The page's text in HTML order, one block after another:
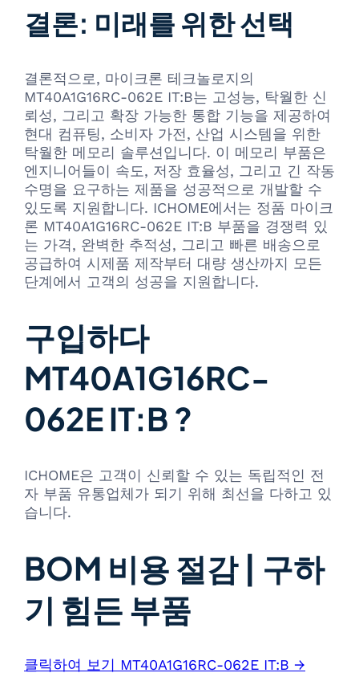
결론: 미래를 위한 선택
결론적으로, 마이크론 테크놀로지의
MT40A1G16RC-062E IT:B는 고성능, 탁월한 신
뢰성, 그리고 확장 가능한 통합 기능을 제공하여
현대 컴퓨팅, 소비자 가전, 산업 시스템을 위한
탁월한 메모리 솔루션입니다. 이 메모리 부품은
엔지니어들이 속도, 저장 효율성, 그리고 긴 작동
수명을 요구하는 제품을 성공적으로 개발할 수
있도록 지원합니다. ICHOME에서는 정품 마이크
론 MT40A1G16RC-062E IT:B 부품을 경쟁력 있
는 가격, 완벽한 추적성, 그리고 빠른 배송으로
공급하여 시제품 제작부터 대량 생산까지 모든
단계에서 고객의 성공을 지원합니다.
구입하다
MT40A1G16RC-
062E IT:B ?
ICHOME은 고객이 신뢰할 수 있는 독립적인 전
자 부품 유통업체가 되기 위해 최선을 다하고 있
습니다.
BOM 비용 절감 | 구하
기 힘든 부품
클릭하여 보기 MT40A1G16RC-062E IT:B →